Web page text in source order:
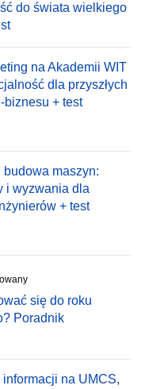
do świata wielkiego
na Akademii WIT
dla przyszłych
biznesu + test
budowa maszyn:
i wyzwania dla
+ test
się do roku
Poradnik
na UMCS,